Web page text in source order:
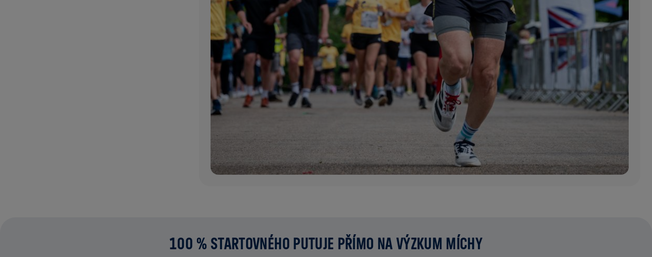
100 % STARTOVNÉHO PUTUJE PŘÍMO NA VÝZKUM MÍCHY